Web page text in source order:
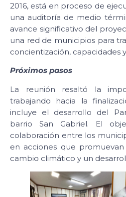
2016, está en proceso de
una auditoría de medio
avance significativo del
una red de municipios para
concientización, capacidades
Próximos pasos
La reunión resaltó la
trabajando hacia la
incluye el desarrollo del
barrio San Gabriel. El
colaboración entre los
en acciones que
cambio climático y un